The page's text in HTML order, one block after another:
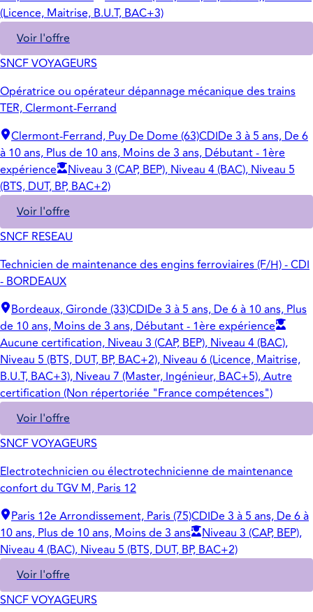
(Licence, Maitrise, B.U.T, BAC+3)
Voir l'offre
SNCF VOYAGEURS
Opératrice ou opérateur dépannage mécanique des trains
TER, Clermont-Ferrand
Clermont-Ferrand, Puy De Dome (63)CDIDe 3 à 5 ans, De 6
à 10 ans, Plus de 10 ans, Moins de 3 ans, Débutant - 1ère
expérience
Niveau 3 (CAP, BEP), Niveau 4 (BAC), Niveau 5
(BTS, DUT, BP, BAC+2)
Voir l'offre
SNCF RESEAU
Technicien de maintenance des engins ferroviaires (F/H) - CDI
- BORDEAUX
Bordeaux, Gironde (33)CDIDe 3 à 5 ans, De 6 à 10 ans, Plus
de 10 ans, Moins de 3 ans, Débutant - 1ère expérience
Aucune certification, Niveau 3 (CAP, BEP), Niveau 4 (BAC),
Niveau 5 (BTS, DUT, BP, BAC+2), Niveau 6 (Licence, Maitrise,
B.U.T, BAC+3), Niveau 7 (Master, Ingénieur, BAC+5), Autre
certification (Non répertoriée "France compétences")
Voir l'offre
SNCF VOYAGEURS
Electrotechnicien ou électrotechnicienne de maintenance
confort du TGV M, Paris 12
Paris 12e Arrondissement, Paris (75)CDIDe 3 à 5 ans, De 6 à
10 ans, Plus de 10 ans, Moins de 3 ans
Niveau 3 (CAP, BEP),
Niveau 4 (BAC), Niveau 5 (BTS, DUT, BP, BAC+2)
Voir l'offre
SNCF VOYAGEURS